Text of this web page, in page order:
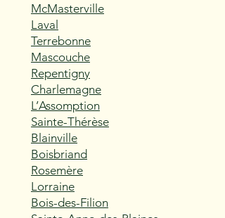
McMasterville
Laval
Terrebonne
Mascouche
Repentigny
Charlemagne
L’Assomption
Sainte-Thérèse
Blainville
Boisbriand
Rosemère
Lorraine
Bois-des-Filion